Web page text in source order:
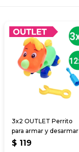
3x2 OUTLET Perrito
para armar y desarmar
$ 119